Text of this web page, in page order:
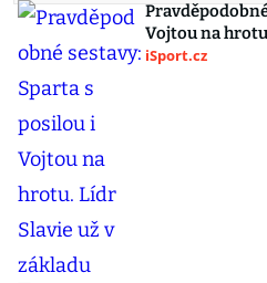
Vojtou na
iSport.cz